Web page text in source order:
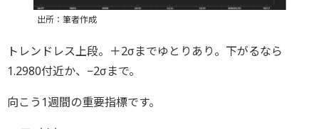
出所：筆者作成
トレンドレス上段。＋2σまでゆとりあり。下がるなら
1.2980付近か、−2σまで。
向こう1週間の重要指標です。